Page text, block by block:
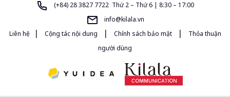
(+84) 28 3827 7722 Thứ 2 – Thứ 6 | 8:30 – 17:00
info@kilala.vn
Liên hệ
| Cộng tác nội dung | Chính sách bảo mật |
Thỏa thuận
người dùng